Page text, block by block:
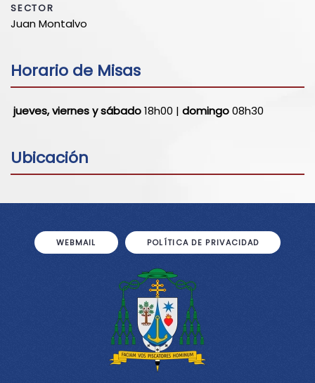
SECTOR
Juan Montalvo
Horario de Misas
jueves, viernes y sábado18h00 | domingo08h30
Ubicación
WEBMAIL POLÍTICA DE PRIVACIDAD